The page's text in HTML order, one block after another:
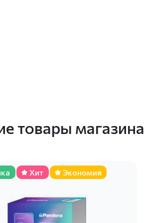
товары магазина
Хит Экономия